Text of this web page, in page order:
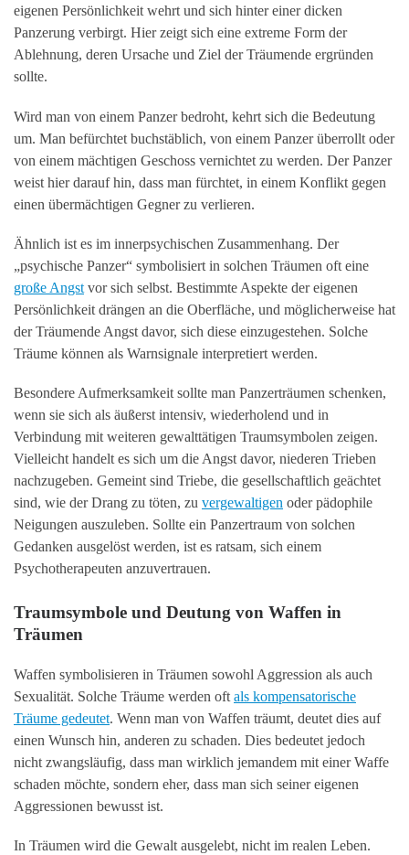
eigenen Persönlichkeit wehrt und sich hinter einer dicken
Panzerung verbirgt. Hier zeigt sich eine extreme Form der
Ablehnung, deren Ursache und Ziel der Träumende ergründen
sollte.
Wird man von einem Panzer bedroht, kehrt sich die Bedeutung
um. Man befürchtet buchstäblich, von einem Panzer überrollt oder
von einem mächtigen Geschoss vernichtet zu werden. Der Panzer
weist hier darauf hin, dass man fürchtet, in einem Konflikt gegen
einen übermächtigen Gegner zu verlieren.
Ähnlich ist es im innerpsychischen Zusammenhang. Der
„psychische Panzer“ symbolisiert in solchen Träumen oft eine
große Angst vor sich selbst. Bestimmte Aspekte der eigenen
Persönlichkeit drängen an die Oberfläche, und möglicherweise hat
der Träumende Angst davor, sich diese einzugestehen. Solche
Träume können als Warnsignale interpretiert werden.
Besondere Aufmerksamkeit sollte man Panzerträumen schenken,
wenn sie sich als äußerst intensiv, wiederholend und in
Verbindung mit weiteren gewalttätigen Traumsymbolen zeigen.
Vielleicht handelt es sich um die Angst davor, niederen Trieben
nachzugeben. Gemeint sind Triebe, die gesellschaftlich geächtet
sind, wie der Drang zu töten, zu vergewaltigen oder pädophile
Neigungen auszuleben. Sollte ein Panzertraum von solchen
Gedanken ausgelöst werden, ist es ratsam, sich einem
Psychotherapeuten anzuvertrauen.
Traumsymbole und Deutung von Waffen in
Träumen
Waffen symbolisieren in Träumen sowohl Aggression als auch
Sexualität. Solche Träume werden oft als kompensatorische
Träume gedeutet. Wenn man von Waffen träumt, deutet dies auf
einen Wunsch hin, anderen zu schaden. Dies bedeutet jedoch
nicht zwangsläufig, dass man wirklich jemandem mit einer Waffe
schaden möchte, sondern eher, dass man sich seiner eigenen
Aggressionen bewusst ist.
In Träumen wird die Gewalt ausgelebt, nicht im realen Leben.